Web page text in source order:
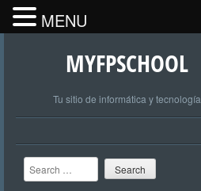
MYFPSCHOOL
Tu sitio de informática y tecnología
Search
MENU